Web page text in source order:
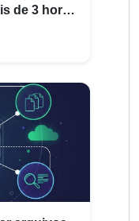
de 3 horas